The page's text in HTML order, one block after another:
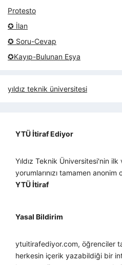
Protesto
✪ İlan
✪ Soru-Cevap
✪Kayıp-Bulunan Eşya
yıldız teknik üniversitesi
YTÜ İtiraf Ediyor
Yıldız Teknik Üniversitesi'nin
yorumlarınızı tamamen anonim
YTÜ İtiraf
Yasal Bildirim
ytuitirafediyor.com, öğrenciler
herkesin içerik yazabildiği bir